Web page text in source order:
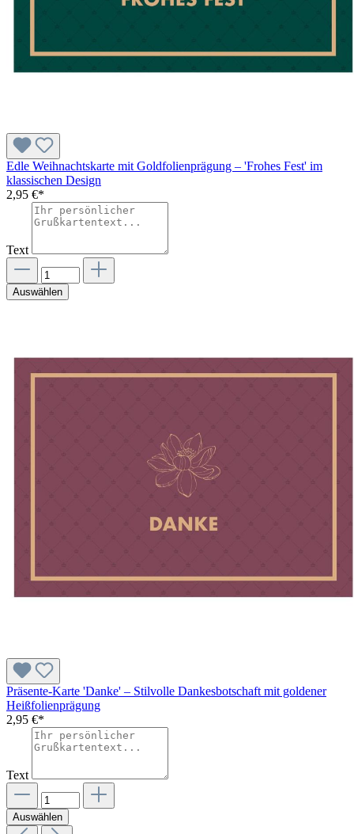
Edle Weihnachtskarte mit Goldfolienprägung – 'Frohes Fest' im
klassischen Design
2,95 €*
Text
Auswählen
Präsente-Karte 'Danke' – Stilvolle Dankesbotschaft mit goldener
Heißfolienprägung
2,95 €*
Text
Auswählen